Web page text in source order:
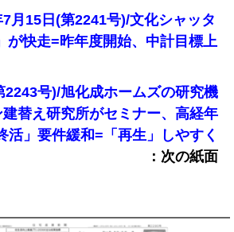
月15日(第2241号)/文化シャッタ
が快走=昨年度開始、中計目標上
2243号)/旭化成ホームズの研究機
替え研究所がセミナー、高経年
活」要件緩和=「再生」しやすく
：次の紙面